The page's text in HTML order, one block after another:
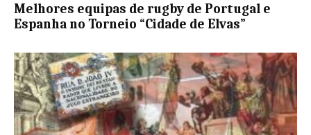
Melhores equipas de rugby de Portugal e
Espanha no Torneio “Cidade de Elvas”